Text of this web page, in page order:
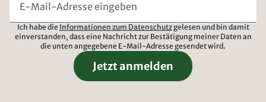
Ich habe die Informationen zum Datenschutzgelesen und bin damit
einverstanden, dass eine Nachricht zur Bestätigung meiner Daten an
die unten angegebene E-Mail-Adresse gesendet wird.
Jetzt anmelden